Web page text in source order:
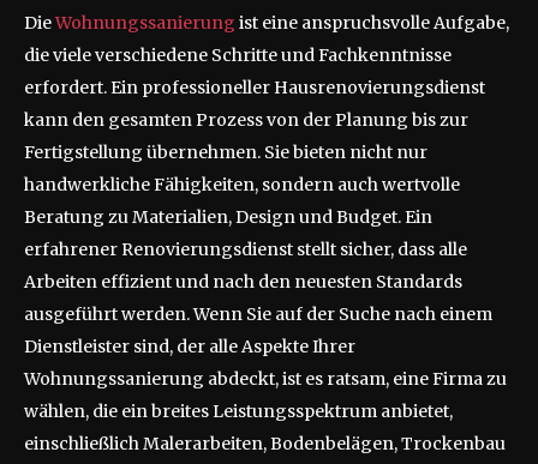
DieWohnungssanierung ist eine anspruchsvolle Aufgabe,
die viele verschiedene Schritte und Fachkenntnisse
erfordert. Ein professioneller Hausrenovierungsdienst
kann den gesamten Prozess von der Planung bis zur
Fertigstellung übernehmen. Sie bieten nicht nur
handwerkliche Fähigkeiten, sondern auch wertvolle
Beratung zu Materialien, Design und Budget. Ein
erfahrener Renovierungsdienst stellt sicher, dass alle
Arbeiten effizient und nach den neuesten Standards
ausgeführt werden. Wenn Sie auf der Suche nach einem
Dienstleister sind, der alle Aspekte Ihrer
Wohnungssanierung abdeckt, ist es ratsam, eine Firma zu
wählen, die ein breites Leistungsspektrum anbietet,
einschließlich Malerarbeiten, Bodenbelägen, Trockenbau